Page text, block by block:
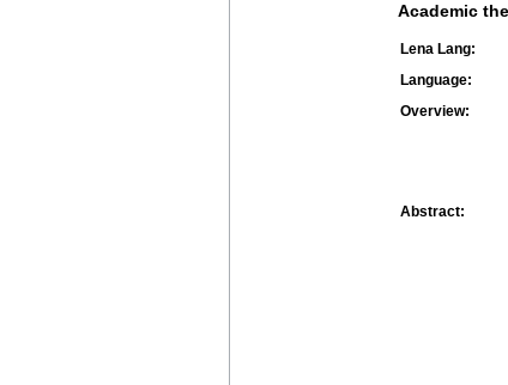
Academic
Lena Lang:
Language:
Overview:
Abstract: